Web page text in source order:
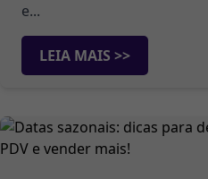
e...
LEIA MAIS >>